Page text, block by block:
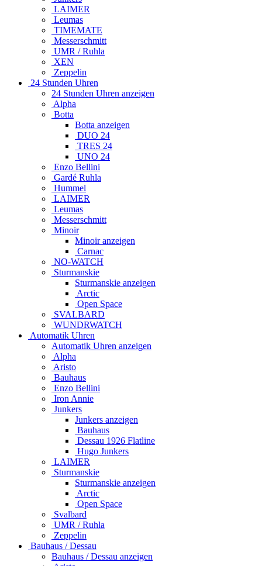
LAIMER
Leumas
TIMEMATE
Messerschmitt
UMR / Ruhla
XEN
Zeppelin
24 Stunden Uhren
24 Stunden Uhren anzeigen
Alpha
Botta
Botta anzeigen
DUO 24
TRES 24
UNO 24
Enzo Bellini
Gardé Ruhla
Hummel
LAIMER
Leumas
Messerschmitt
Minoir
Minoir anzeigen
Carnac
NO-WATCH
Sturmanskie
Sturmanskie anzeigen
Arctic
Open Space
SVALBARD
WUNDRWATCH
Automatik Uhren
Automatik Uhren anzeigen
Alpha
Aristo
Bauhaus
Enzo Bellini
Iron Annie
Junkers
Junkers anzeigen
Bauhaus
Dessau 1926 Flatline
Hugo Junkers
LAIMER
Sturmanskie
Sturmanskie anzeigen
Arctic
Open Space
Svalbard
UMR / Ruhla
Zeppelin
Bauhaus / Dessau
Bauhaus / Dessau anzeigen